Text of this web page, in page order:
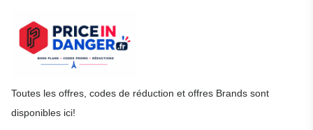
Toutes les offres, codes de réduction et offres Brands sont
disponibles ici!